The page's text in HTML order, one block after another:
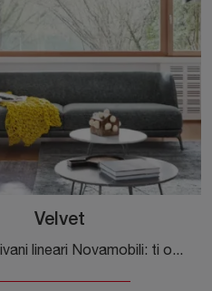
Velvet
Salotti e divani lineari Novamobili: ti offriamo il modello Velvet in tessuto per impreziosire il soggiorno.